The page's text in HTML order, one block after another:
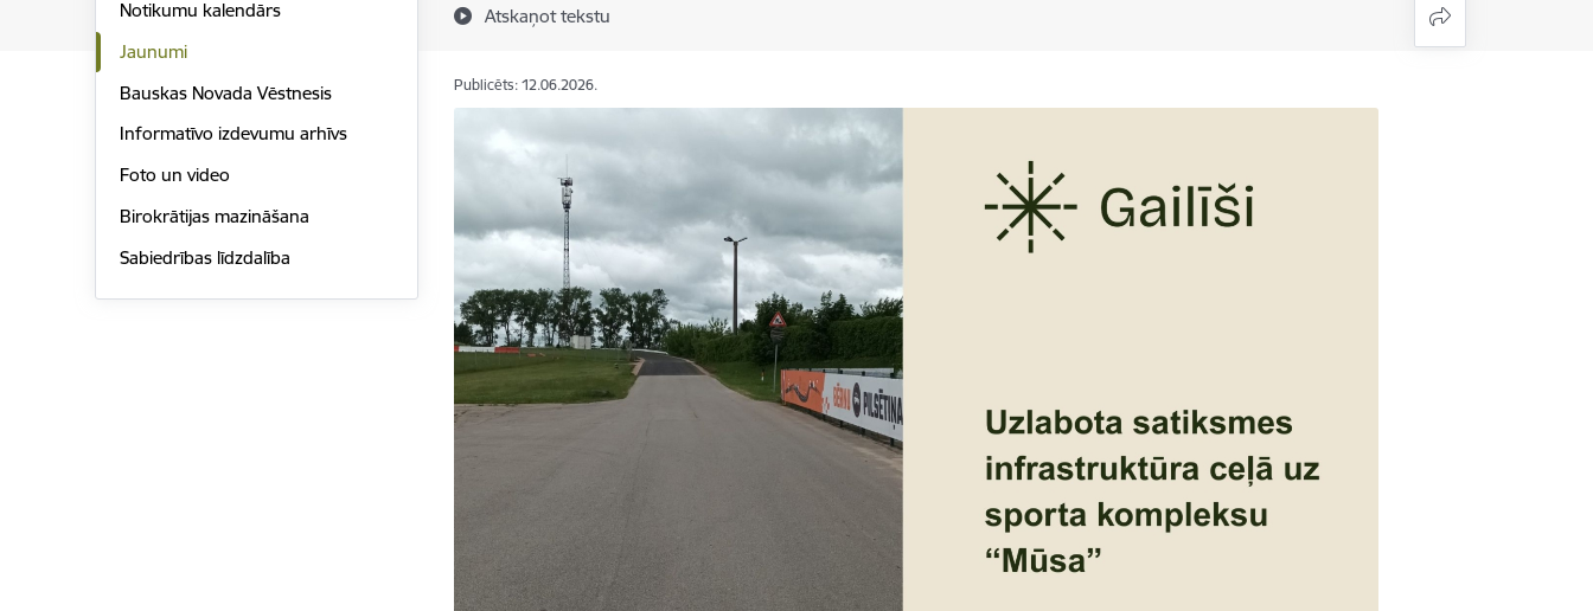
Atskaņot tekstu
Notikumu kalendārs
Jaunumi
Bauskas Novada Vēstnesis
Informatīvo izdevumu arhīvs
Foto un video
Birokrātijas mazināšana
Sabiedrības līdzdalība
Publicēts: 12.06.2026.